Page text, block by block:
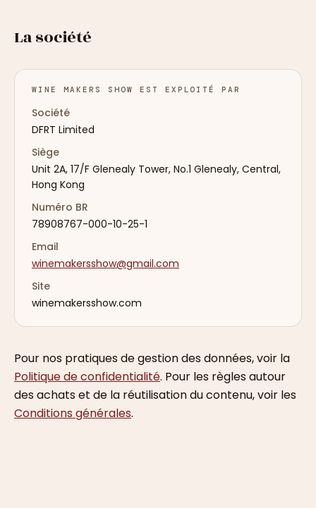
La société
WINE MAKERS SHOW EST EXPLOITÉ PAR
Société
DFRT Limited
Siège
Unit 2A, 17/F Glenealy Tower, No.1 Glenealy, Central,
Hong Kong
Numéro BR
78908767-000-10-25-1
Email
winemakersshow@gmail.com
Site
winemakersshow.com
Pour nos pratiques de gestion des données, voir la
Politique de confidentialité. Pour les règles autour
des achats et de la réutilisation du contenu, voir les
Conditions générales.